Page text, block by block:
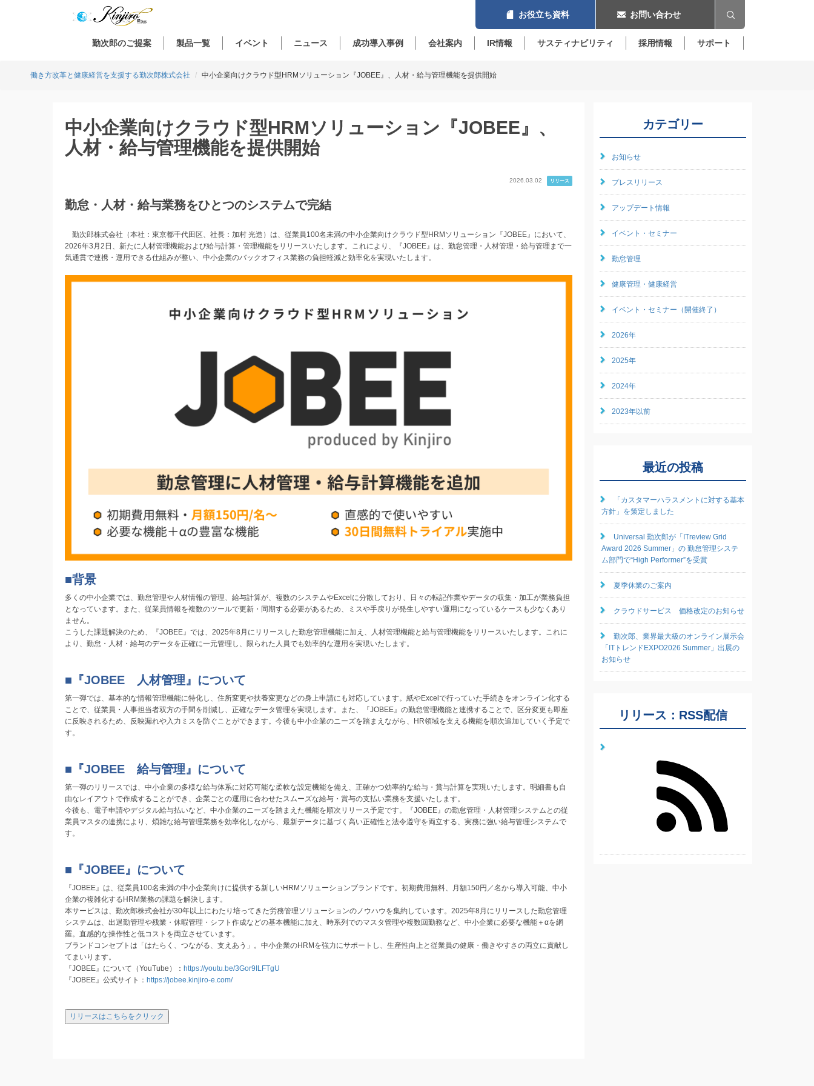
お役立ち資料 お問い合わせ
勤次郎のご提案 製品一覧 イベント ニュース 成功導入事例 会社案内 IR情報 サスティナビリティ 採用情報 サポート
働き方改革と健康経営を支援する勤次郎株式会社 中小企業向けクラウド型HRMソリューション『JOBEE』、人材・給与管理機能を提供開始
中小企業向けクラウド型HRMソリューション『JOBEE』、
人材・給与管理機能を提供開始
2026.03.02 リリース
勤怠・人材・給与業務をひとつのシステムで完結
勤次郎株式会社（本社：東京都千代田区、社長：加村 光造）は、従業員100名未満の中小企業向けクラウド型HRMソリューション『JOBEE』において、
2026年3月2日、新たに人材管理機能および給与計算・管理機能をリリースいたします。これにより、『JOBEE』は、勤怠管理・人材管理・給与管理まで一
気通貫で連携・運用できる仕組みが整い、中小企業のバックオフィス業務の負担軽減と効率化を実現いたします。
■背景
多くの中小企業では、勤怠管理や人材情報の管理、給与計算が、複数のシステムやExcelに分散しており、日々の転記作業やデータの収集・加工が業務負担
となっています。また、従業員情報を複数のツールで更新・同期する必要があるため、ミスや手戻りが発生しやすい運用になっているケースも少なくあり
ません。
こうした課題解決のため、『JOBEE』では、2025年8月にリリースした勤怠管理機能に加え、人材管理機能と給与管理機能をリリースいたします。これに
より、勤怠・人材・給与のデータを正確に一元管理し、限られた人員でも効率的な運用を実現いたします。
■『JOBEE 人材管理』について
第一弾では、基本的な情報管理機能に特化し、住所変更や扶養変更などの身上申請にも対応しています。紙やExcelで行っていた手続きをオンライン化する
ことで、従業員・人事担当者双方の手間を削減し、正確なデータ管理を実現します。また、『JOBEE』の勤怠管理機能と連携することで、区分変更も即座
に反映されるため、反映漏れや入力ミスを防ぐことができます。今後も中小企業のニーズを踏まえながら、HR領域を支える機能を順次追加していく予定で
す。
■『JOBEE 給与管理』について
第一弾のリリースでは、中小企業の多様な給与体系に対応可能な柔軟な設定機能を備え、正確かつ効率的な給与・賞与計算を実現いたします。明細書も自
由なレイアウトで作成することができ、企業ごとの運用に合わせたスムーズな給与・賞与の支払い業務を支援いたします。
今後も、電子申請やデジタル給与払いなど、中小企業のニーズを踏まえた機能を順次リリース予定です。『JOBEE』の勤怠管理・人材管理システムとの従
業員マスタの連携により、煩雑な給与管理業務を効率化しながら、最新データに基づく高い正確性と法令遵守を両立する、実務に強い給与管理システムで
す。
■『JOBEE』について
『JOBEE』は、従業員100名未満の中小企業向けに提供する新しいHRMソリューションブランドです。初期費用無料、月額150円／名から導入可能、中小
企業の複雑化するHRM業務の課題を解決します。
本サービスは、勤次郎株式会社が30年以上にわたり培ってきた労務管理ソリューションのノウハウを集約しています。2025年8月にリリースした勤怠管理
システムは、出退勤管理や残業・休暇管理・シフト作成などの基本機能に加え、時系列でのマスタ管理や複数回勤務など、中小企業に必要な機能＋αを網
羅。直感的な操作性と低コストを両立させています。
ブランドコンセプトは「はたらく、つながる、支えあう」。中小企業のHRMを強力にサポートし、生産性向上と従業員の健康・働きやすさの両立に貢献し
てまいります。
『JOBEE』について（YouTube）： https://youtu.be/3Gor9ILFTgU
『JOBEE』公式サイト： https://jobee.kinjiro-e.com/
リリースはこちらをクリック
カテゴリー
お知らせ
プレスリリース
アップデート情報
イベント・セミナー
勤怠管理
健康管理・健康経営
イベント・セミナー（開催終了）
2026年
2025年
2024年
2023年以前
最近の投稿
「カスタマーハラスメントに対する基本
方針」を策定しました
Universal 勤次郎が「ITreview Grid
Award 2026 Summer」の 勤怠管理システ
ム部門で“High Performer”を受賞
夏季休業のご案内
クラウドサービス 価格改定のお知らせ
勤次郎、業界最大級のオンライン展示会
「ITトレンドEXPO2026 Summer」出展の
お知らせ
リリース：RSS配信